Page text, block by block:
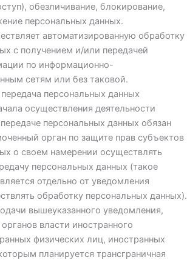
обезличивание, блокирование,
персональных данных.
автоматизированную обработку
с получением и/или передачей
по информационно-
сетям или без таковой.
персональных данных
осуществления деятельности
персональных данных обязан
орган по защите прав субъектов
о своем намерении осуществлять
персональных данных (такое
отдельно от уведомления
обработку персональных данных).
вышеуказанного уведомления,
власти иностранного
физических лиц, иностранных
планируется трансграничная